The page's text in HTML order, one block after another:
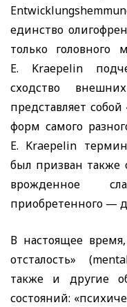
единство
только головного
E. Kraepelin
сходство
представляет
форм самого
E. Kraepelin
был призван также
врожденное
приобретенного —
В настоящее
отсталость» (
также и другие
состояний: